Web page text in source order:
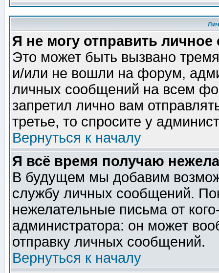
Я не могу отправить
Это может быть вызвано
и/или не вошли на форум,
личных сообщений на всем
запретил лично вам
третье, то спросите у
Вернуться к началу
Я всё время получаю
В будущем мы добавим
службу личных сообщений.
нежелательные письма от
администратора: он может
отправку личных сообщений.
Вернуться к началу